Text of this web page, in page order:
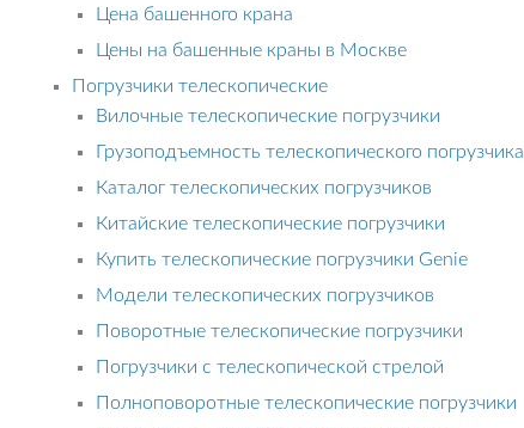
Цена башенного крана
Цены на башенные краны в Москве
Погрузчики телескопические
Вилочные телескопические погрузчики
Грузоподъемность телескопического погрузчика
Каталог телескопических погрузчиков
Китайские телескопические погрузчики
Купить телескопические погрузчики Genie
Модели телескопических погрузчиков
Поворотные телескопические погрузчики
Погрузчики с телескопической стрелой
Полноповоротные телескопические погрузчики